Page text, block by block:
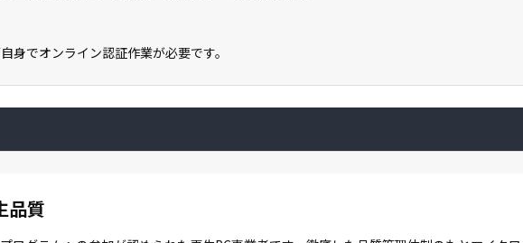
身でオンライン認証作業が必要です。
品質